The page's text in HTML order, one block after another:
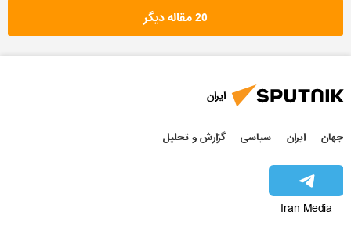
20 مقاله دیگر
ایران
جهان ایران سیاسی گزارش و تحلیل
Iran Media